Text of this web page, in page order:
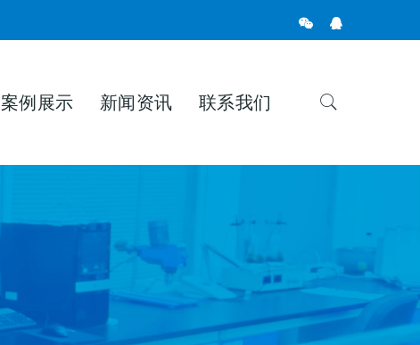
案例展示 新闻资讯 联系我们